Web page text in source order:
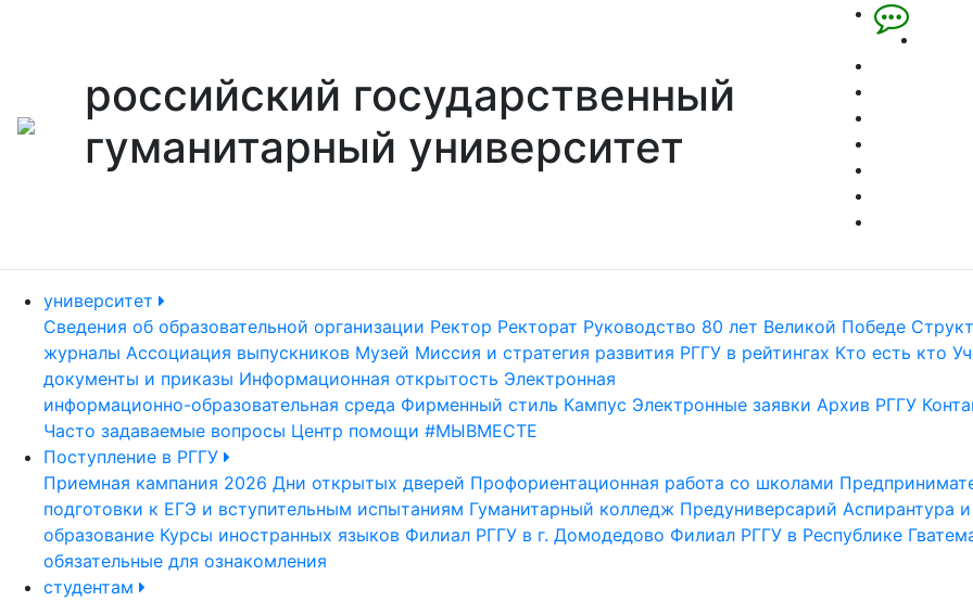
российский государственный
гуманитарный университет
университет
Сведения об образовательной организации Ректор Ректорат Руководство 80 лет Великой Победе
журналы Ассоциация выпускников Музей Миссия и стратегия развития РГГУ в рейтингах Кто есть кто
документы и приказы Информационная открытость Электронная
информационно-образовательная среда Фирменный стиль Кампус Электронные заявки Архив РГГУ
Часто задаваемые вопросы Центр помощи #МЫВМЕСТЕ
Поступление в РГГУ
Приемная кампания 2026 Дни открытых дверей Профориентационная работа со школами
подготовки к ЕГЭ и вступительным испытаниям Гуманитарный колледж Предуниверсарий Аспирантура
образование Курсы иностранных языков Филиал РГГУ в г. Домодедово Филиал РГГУ в Республике
обязательные для ознакомления
студентам